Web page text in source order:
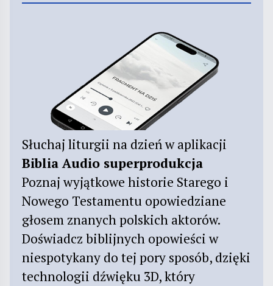
Słuchaj liturgii na dzień w aplikacji
Biblia Audio superprodukcja
Poznaj wyjątkowe historie Starego i
Nowego Testamentu opowiedziane
głosem znanych polskich aktorów.
Doświadcz biblijnych opowieści w
niespotykany do tej pory sposób, dzięki
technologii dźwięku 3D, który